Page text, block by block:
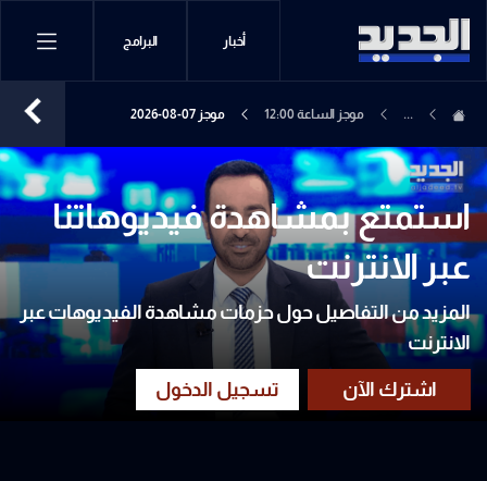
أخبار البرامج
... موجز الساعة 12:00 موجز 07-08-2026
استمتع بمشاهدة فيديوهاتنا
عبر الانترنت
المزيد من التفاصيل حول حزمات مشاهدة الفيديوهات عبر
الانترنت